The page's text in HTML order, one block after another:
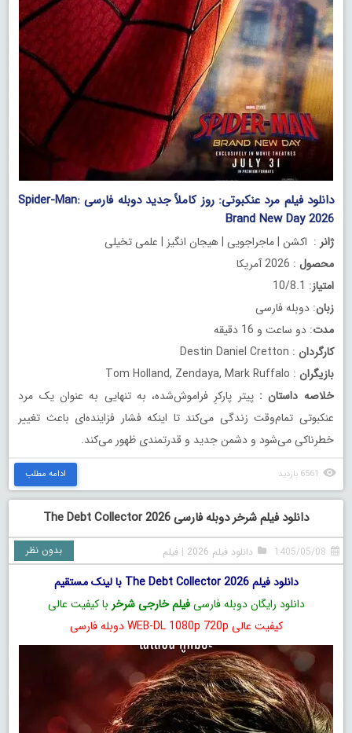
دانلود فیلم مرد عنکبوتی: روز کاملاً جدید دوبله فارسی Spider-Man:
Brand New Day 2026
ژانر : اکشن | ماجراجویی | هیجان انگیز | علمی تخیلی
محصول : 2026 آمریکا
امتیاز: 10/8.1
زبان: دوبله فارسی
مدت: دو ساعت و 16 دقیقه
کارگردان : Destin Daniel Cretton
بازیگران : Tom Holland, Zendaya, Mark Ruffalo
خلاصه داستان : پیتر پارکرِ فراموش‌شده، به تنهایی به عنوان یک مرد
عنکبوتی تمام‌وقت زندگی می‌کند تا اینکه فشار فزاینده‌ای باعث تغییر
خطرناکی می‌شود و دشمن جدید و قدرتمندی ظهور می‌کند.
6561 بازدید ادامه مطلب
دانلود فیلم شرخر دوبله فارسی The Debt Collector 2026
1405/05/08 دانلود فیلم 2026 |فیلم بدون نظر
دانلود فیلم The Debt Collector 2026 با لینک مستقیم
دانلود رایگان دوبله فارسیفیلم خارجی شرخر با کیفیت عالی
کیفیت عالی WEB-DL 1080p 720p دوبله فارسی